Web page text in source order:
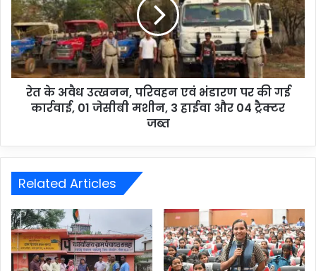
रेत के अवैध उत्खनन, परिवहन एवं भंडारण पर की गई
कार्रवाई, 01 जेसीबी मशीन, 3 हाईवा और 04 ट्रैक्टर
जब्त
Related Articles